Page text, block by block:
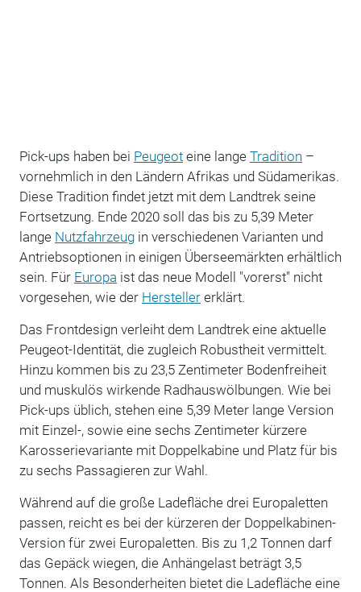
Pick-ups haben bei Peugeoteine lange Tradition –
vornehmlich in den Ländern Afrikas und Südamerikas.
Diese Tradition findet jetzt mit dem Landtrek seine
Fortsetzung. Ende 2020 soll das bis zu 5,39 Meter
lange Nutzfahrzeugin verschiedenen Varianten und
Antriebsoptionen in einigen Überseemärkten erhältlich
sein. Für Europa ist das neue Modell "vorerst" nicht
vorgesehen, wie der Herstellererklärt.
Das Frontdesign verleiht dem Landtrek eine aktuelle
Peugeot-Identität, die zugleich Robustheit vermittelt.
Hinzu kommen bis zu 23,5 Zentimeter Bodenfreiheit
und muskulös wirkende Radhauswölbungen. Wie bei
Pick-ups üblich, stehen eine 5,39 Meter lange Version
mit Einzel-, sowie eine sechs Zentimeter kürzere
Karosserievariante mit Doppelkabine und Platz für bis
zu sechs Passagieren zur Wahl.
Während auf die große Ladefläche drei Europaletten
passen, reicht es bei der kürzeren der Doppelkabinen-
Version für zwei Europaletten. Bis zu 1,2 Tonnen darf
das Gepäck wiegen, die Anhängelast beträgt 3,5
Tonnen. Als Besonderheiten bietet die Ladefläche eine